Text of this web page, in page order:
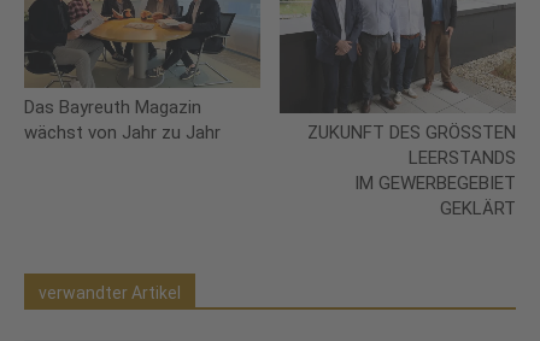
Das Bayreuth Magazin
wächst von Jahr zu Jahr
ZUKUNFT DES GRÖSSTEN
LEERSTANDS
IM GEWERBEGEBIET
GEKLÄRT
verwandter Artikel